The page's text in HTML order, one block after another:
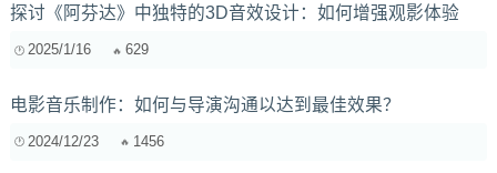
探讨《阿芬达》中独特的3D音效设计：如何增强观影体验
2025/1/16 629
电影音乐制作：如何与导演沟通以达到最佳效果？
2024/12/23 1456